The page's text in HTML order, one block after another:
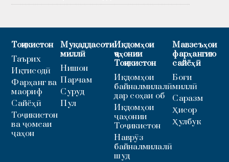
Тоҷикистон
Таърих
Иқтисодӣ
Фарҳанг ва
маориф
Сайёҳӣ
Тоҷикистон
ва ҷомеаи
ҷаҳон
Муқаддасоти
миллӣ
Нишон
Парчам
Суруд
Пул
Иқдомҳои
ҷаҳонии
Тоҷикистон
Иқдомҳои
байналмилалӣ
дар соҳаи об
Иқдомҳои
ҷаҳонии
Тоҷикистон
Наврӯз
байналмилалӣ
шуд
Мавзеъҳои
фарҳангию
сайёҳӣ
Боғи
миллӣ
Саразм
Ҳисор
Ҳулбук